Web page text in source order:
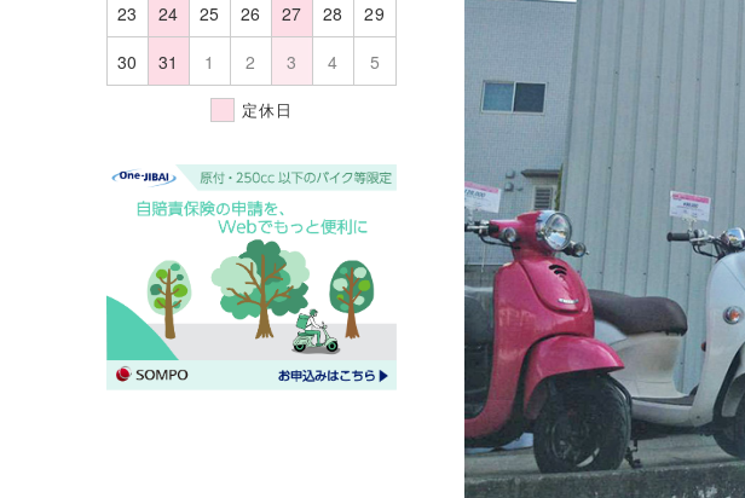
23
24 25 26 27 28
29
30
31 1 2 3 4 5
定休日